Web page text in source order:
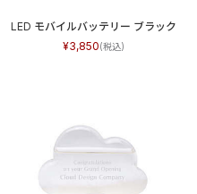
LED モバイルバッテリー ブラック
3,850